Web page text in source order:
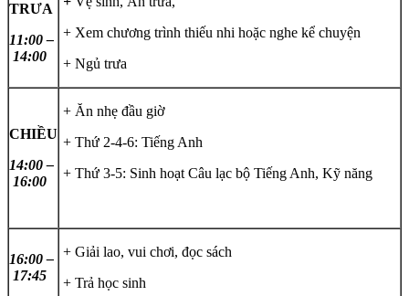
TRƯA
11:00 –
14:00
+ Xem chương trình thiếu nhi hoặc nghe kể chuyện
+ Ngủ trưa
CHIỀU
14:00 –
16:00
+ Ăn nhẹ đầu giờ
+ Thứ 2-4-6: Tiếng Anh
+ Thứ 3-5: Sinh hoạt Câu lạc bộ Tiếng Anh, Kỹ năng
16:00 –
17:45
+ Giải lao, vui chơi, đọc sách
+ Trả học sinh